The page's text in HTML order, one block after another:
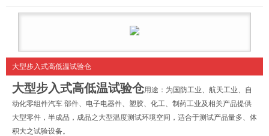
大型步入式高低温试验仓
大型步入式高低温试验仓用途：为国防工业、航天工业、自
动化零组件汽车 部件、电子电器件、塑胶、化工、制药工业及相关产品提供
大型零件，半成品，成品之大型温度测试环境空间，适合于测试产品量多、体
积大之试验设备。